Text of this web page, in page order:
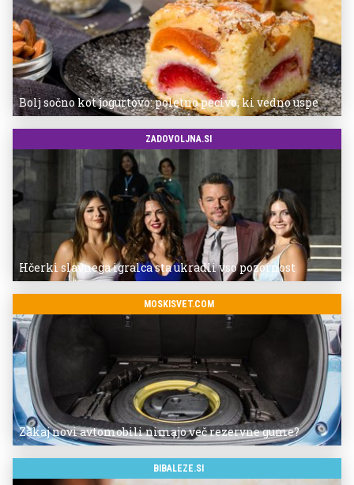
Bolj sočno kot jogurtovo: poletno pecivo, ki vedno uspe
ZADOVOLJNA.SI
Hčerki slavnega igralca sta ukradli vso pozornost
MOSKISVET.COM
Zakaj novi avtomobili nimajo več rezervne gume?
BIBALEZE.SI